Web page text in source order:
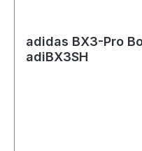
adidas BX3-Pro
adiBX3SH